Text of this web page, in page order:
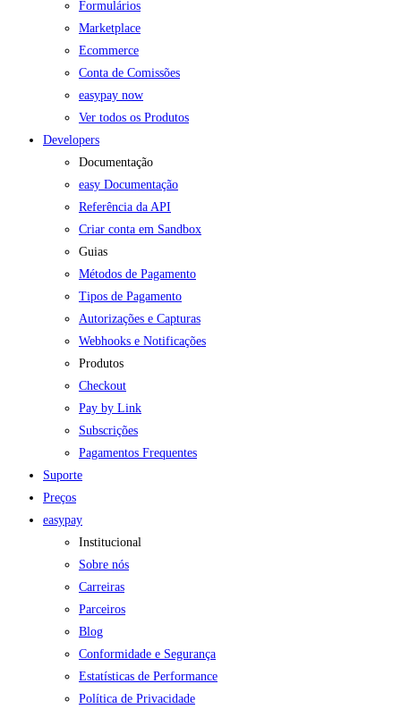
Formulários
Marketplace
Ecommerce
Conta de Comissões
easypay now
Ver todos os Produtos
Developers
Documentação
easy Documentação
Referência da API
Criar conta em Sandbox
Guias
Métodos de Pagamento
Tipos de Pagamento
Autorizações e Capturas
Webhooks e Notificações
Produtos
Checkout
Pay by Link
Subscrições
Pagamentos Frequentes
Suporte
Preços
easypay
Institucional
Sobre nós
Carreiras
Parceiros
Blog
Conformidade e Segurança
Estatísticas de Performance
Política de Privacidade